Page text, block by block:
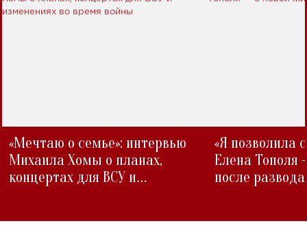
«Мечтаю о семье»: интервью
Михаила Хомы о планах,
концертах для ВСУ и
«Я позволила
Елена Тополя
после развода